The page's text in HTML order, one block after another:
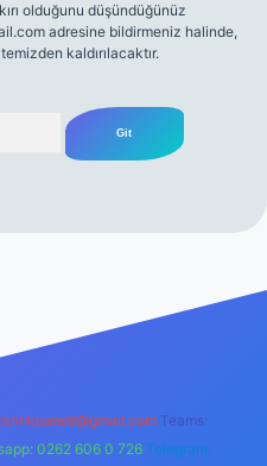
olduğunu düşündüğünüz
adresine bildirmeniz halinde,
kaldırılacaktır.
Teams:
0262 606 0 726 Telegram: